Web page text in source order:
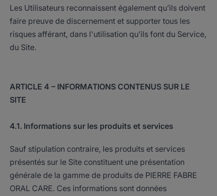
Les Utilisateurs reconnaissent également qu’ils doivent
faire preuve de discernement et supporter tous les
risques afférant, dans l'utilisation qu’ils font du Service,
du Site.
ARTICLE 4 – INFORMATIONS CONTENUS SUR LE
SITE
4.1. Informations sur les produits et services
Sauf stipulation contraire, les produits et services
présentés sur le Site constituent une présentation
générale de la gamme de produits de PIERRE FABRE
ORAL CARE. Ces informations sont données